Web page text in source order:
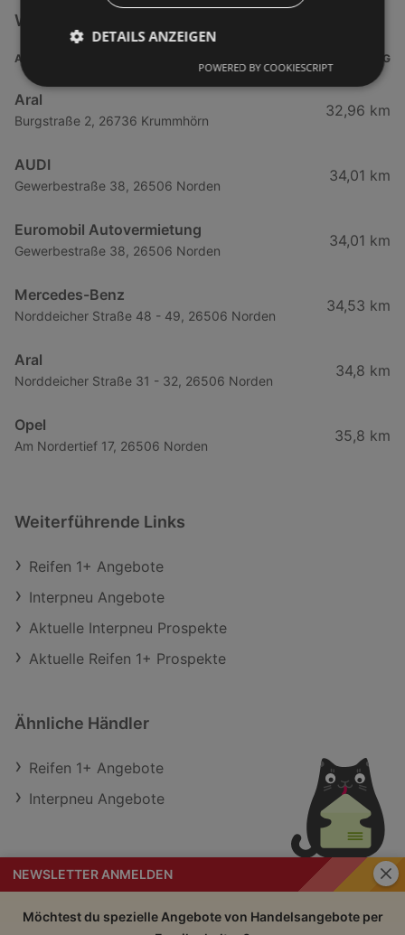
NEWSLETTER ANMELDEN
Möchtest du spezielle Angebote von Handelsangebote per
Weitere Auto & Tanken Filialen in der Nähe
ADRESSE ENTFERNUNG
Aral
Burgstraße 2, 26736 Krummhörn
32,96 km
AUDI
Gewerbestraße 38, 26506 Norden
34,01 km
Euromobil Autovermietung
Gewerbestraße 38, 26506 Norden
34,01 km
Mercedes-Benz
Norddeicher Straße 48 - 49, 26506 Norden
34,53 km
Aral
Norddeicher Straße 31 - 32, 26506 Norden
34,8 km
Opel
Am Nordertief 17, 26506 Norden
35,8 km
Weiterführende Links
Reifen 1+ Angebote
Interpneu Angebote
Aktuelle Interpneu Prospekte
Aktuelle Reifen 1+ Prospekte
Ähnliche Händler
Reifen 1+ Angebote
Interpneu Angebote
Handelsangebote Impressum
DETAILS ANZEIGEN
POWERED BY COOKIESCRIPT